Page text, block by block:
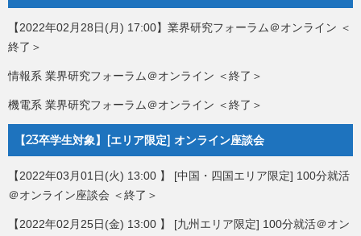
【2022年02月28日(月) 17:00】業界研究フォーラム＠オンライン ＜
終了＞
情報系 業界研究フォーラム＠オンライン ＜終了＞
機電系 業界研究フォーラム＠オンライン ＜終了＞
【23卒学生対象】[エリア限定] オンライン座談会
【2022年03月01日(火) 13:00 】 [中国・四国エリア限定] 100分就活
＠オンライン座談会 ＜終了＞
【2022年02月25日(金) 13:00 】 [九州エリア限定] 100分就活＠オン